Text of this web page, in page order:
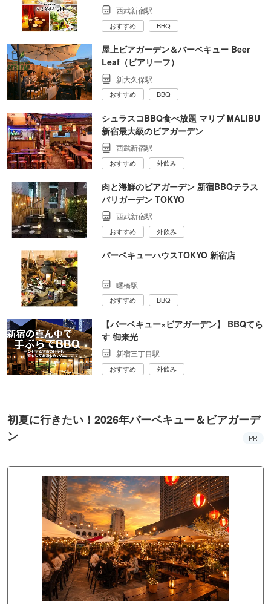
西武新宿駅
おすすめ BBQ
屋上ビアガーデン＆バーベキュー Beer
Leaf（ビアリーフ）
新大久保駅
おすすめ BBQ
シュラスコBBQ食べ放題 マリブ MALIBU
新宿最大級のビアガーデン
西武新宿駅
おすすめ 外飲み
肉と海鮮のビアガーデン 新宿BBQテラス
バリガーデン TOKYO
西武新宿駅
おすすめ 外飲み
バーベキューハウスTOKYO 新宿店
曙橋駅
おすすめ BBQ
【バーベキュー×ビアガーデン】 BBQてら
す 御来光
新宿三丁目駅
おすすめ 外飲み
初夏に行きたい！2026年バーベキュー＆ビアガーデ
ン
PR